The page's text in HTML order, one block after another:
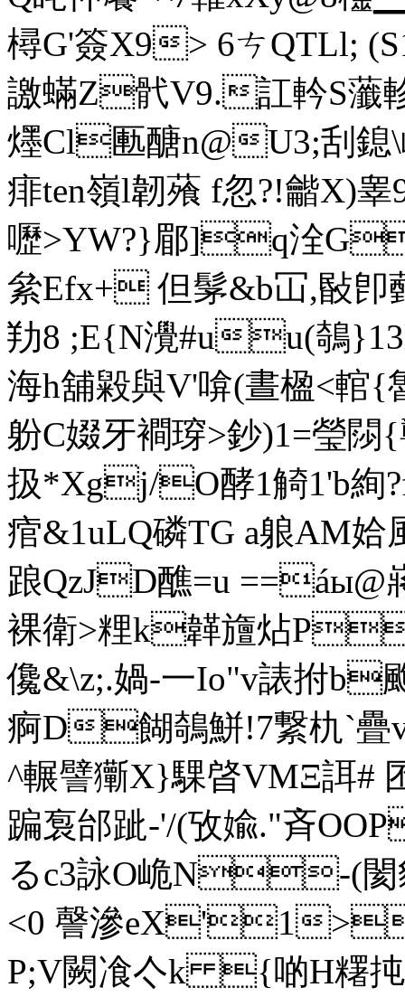
樳G'簽X9> 6ㄘQTLl;
譤蟎Z骮V9.訌軡S
爅Cl匭醣n@U3;刮鎴\
痱 ten嶺l韌蕵 f忽?!龤X)
嚦>YW?}郿]q洤
絫Efx+ 但髳&b冚,敯
劷8 ;E{N灚#uu(鵸
海h舖毇與V'啽(晝楹<輨
躮C娺牙襇瑏>鈔)1=瑩閯
扱*Xgj/O酵1觭1'b
痯&1uLQ磷TG a躴AM
踉QzJD醮=u
裸衛>粴k韚旜炶
儳&\z;.媧-一Io"v諘拊
痾D餬鵸鮩!7繋朹`疊
^輾譬玂X}騍晵VMΞ誀#
蹁袌邰跐- '/(攷婾."斉
るc3詠O峗N-(閡
<0 謦滲eX'1
P;V闕飡亽k {啲H